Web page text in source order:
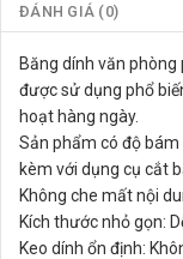
ĐÁNH GIÁ (0)
Băng dính văn phòng
được sử dụng phổ
hoạt hàng ngày.
Sản phẩm có độ
kèm với dụng cụ cắt
Không che mất nội
Kích thước nhỏ gọn:
Keo dính ổn định: